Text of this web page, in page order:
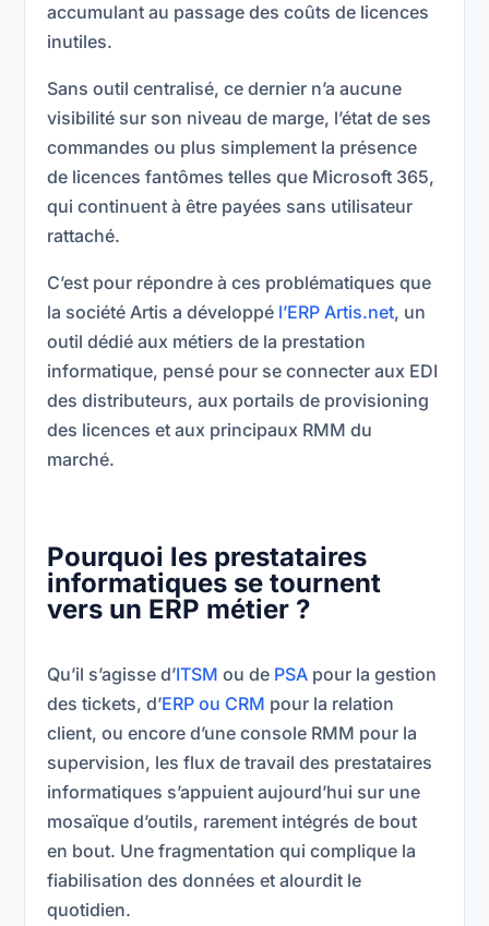
accumulant au passage des coûts de licences
inutiles.
Sans outil centralisé, ce dernier n’a aucune
visibilité sur son niveau de marge, l’état de ses
commandes ou plus simplement la présence
de licences fantômes telles que Microsoft 365,
qui continuent à être payées sans utilisateur
rattaché.
C’est pour répondre à ces problématiques que
la société Artis a développé l’ERPArtis.net, un
outil dédié aux métiers de la prestation
informatique, pensé pour se connecter aux EDI
des distributeurs, aux portails de provisioning
des licences et aux principaux RMM du
marché.
Pourquoi les prestataires
informatiques se tournent
vers un ERP métier ?
Qu’il s’agisse d’ITSM ou de PSA pour la gestion
des tickets, d’ERP ou CRM pour la relation
client, ou encore d’une console RMM pour la
supervision, les flux de travail des prestataires
informatiques s’appuient aujourd’hui sur une
mosaïque d’outils, rarement intégrés de bout
en bout. Une fragmentation qui complique la
fiabilisation des données et alourdit le
quotidien.